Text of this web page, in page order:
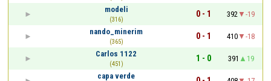
modeli
(316)
0 - 1 392
-19
nando_minerim
(365)
0 - 1 410
-18
Carlos 1122
(451)
1 - 0 391
19
capa verde